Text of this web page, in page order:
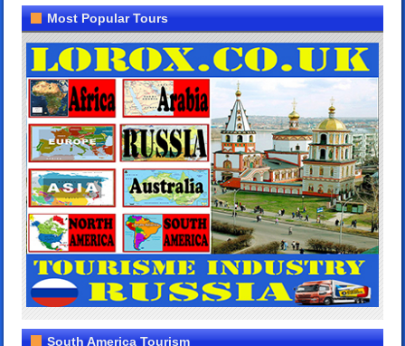
Most Popular Tours
South America Tourism